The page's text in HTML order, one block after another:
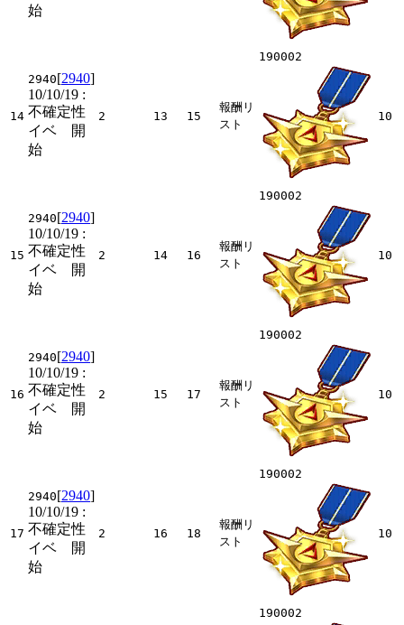
始
14
2940[2940]
10/10/19 :
不確定性
イベ 開
始
2 13 15
報酬リ
スト
190002
10
15
2940[2940]
10/10/19 :
不確定性
イベ 開
始
2 14 16
報酬リ
スト
190002
10
16
2940[2940]
10/10/19 :
不確定性
イベ 開
始
2 15 17
報酬リ
スト
190002
10
17
2940[2940]
10/10/19 :
不確定性
イベ 開
始
2 16 18
報酬リ
スト
190002
10
190002